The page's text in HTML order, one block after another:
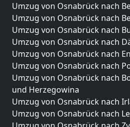
Umzug von Osnabrück nach
Umzug von Osnabrück nach
Umzug von Osnabrück nach
Umzug von Osnabrück nach
Umzug von Osnabrück nach
Umzug von Osnabrück nach
Umzug von Osnabrück nach
und Herzegowina
Umzug von Osnabrück nach
Umzug von Osnabrück nach